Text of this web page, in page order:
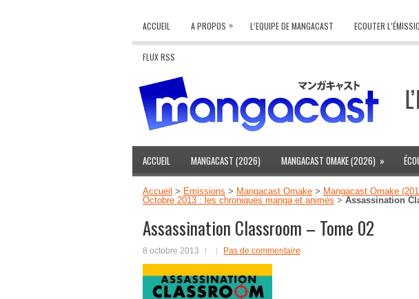
ACCUEIL A PROPOS » L’EQUIPE DE MANGACAST ECOUTER
FLUX RSS
ACCUEIL MANGACAST (2026) MANGACAST OMAKE (2026) »
Accueil > Emissions > Mangacast Omake > Mangacast Omake
Octobre 2013 : les chroniques manga et animés > Assassination
Assassination Classroom – Tome 02
8 octobre 2013 Pas de commentaire